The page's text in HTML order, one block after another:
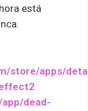
está
store/apps/
dead-